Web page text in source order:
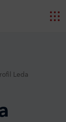
Leda